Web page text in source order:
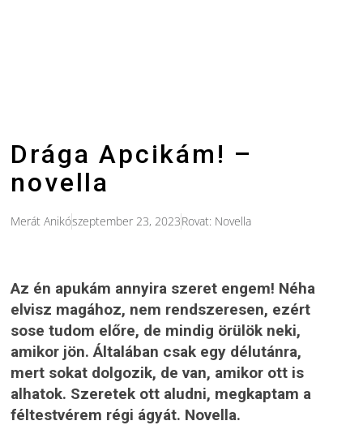
Drága Apcikám! –
novella
Merát Anikószeptember 23, 2023Rovat: Novella
Az én apukám annyira szeret engem! Néha
elvisz magához, nem rendszeresen, ezért
sose tudom előre, de mindig örülök neki,
amikor jön. Általában csak egy délutánra,
mert sokat dolgozik, de van, amikor ott is
alhatok. Szeretek ott aludni, megkaptam a
féltestvérem régi ágyát. Novella.